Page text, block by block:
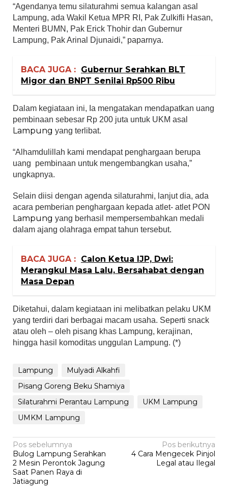
“Agendanya temu silaturahmi semua kalangan asal
Lampung, ada Wakil Ketua MPR RI, Pak Zulkifli Hasan,
Menteri BUMN, Pak Erick Thohir dan Gubernur
Lampung, Pak Arinal Djunaidi,” paparnya.
BACA JUGA : Gubernur Serahkan BLT
Migor dan BNPT Senilai Rp500 Ribu
Dalam kegiataan ini, Ia mengatakan mendapatkan uang
pembinaan sebesar Rp 200 juta untuk UKM asal
Lampung yang terlibat.
“Alhamdulillah kami mendapat penghargaan berupa
uang pembinaan untuk mengembangkan usaha,”
ungkapnya.
Selain diisi dengan agenda silaturahmi, lanjut dia, ada
acara pemberian penghargaan kepada atlet- atlet PON
Lampung yang berhasil mempersembahkan medali
dalam ajang olahraga empat tahun tersebut.
BACA JUGA : Calon Ketua IJP, Dwi:
Merangkul Masa Lalu, Bersahabat dengan
Masa Depan
Diketahui, dalam kegiataan ini melibatkan pelaku UKM
yang terdiri dari berbagai macam usaha. Seperti snack
atau oleh – oleh pisang khas Lampung, kerajinan,
hingga hasil komoditas unggulan Lampung. (*)
Lampung
Mulyadi Alkahfi
Pisang Goreng Beku Shamiya
Silaturahmi Perantau Lampung
UKM Lampung
UMKM Lampung
Navigasi
pos
Pos sebelumnya
Bulog Lampung Serahkan
2 Mesin Perontok Jagung
Saat Panen Raya di
Jatiagung
Pos berikutnya
4 Cara Mengecek Pinjol
Legal atau Ilegal